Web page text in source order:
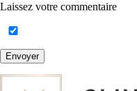
Laissez votre commentaire
Envoyer